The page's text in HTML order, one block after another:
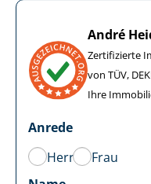
André
Zertifizierte
von TÜV,
Ihre
Anrede
Herr
Frau